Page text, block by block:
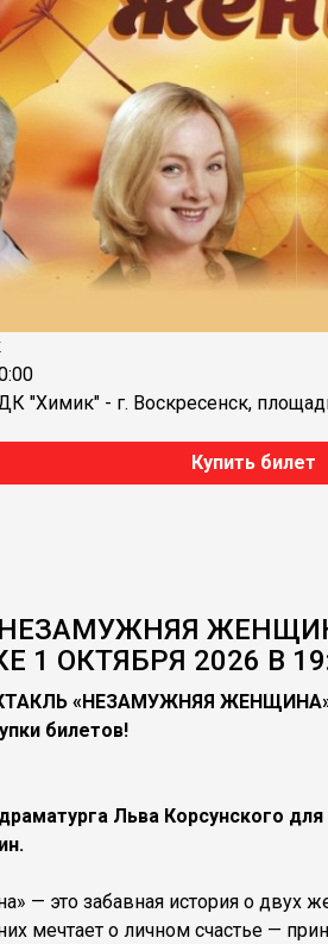
"Химик" - г. Воскресенск,
Купить билет
1 ОКТЯБРЯ 2026 В
«НЕЗАМУЖНЯЯ
билетов!
Льва Корсунского
— это забавная история о двух
мечтает о личном счастье —